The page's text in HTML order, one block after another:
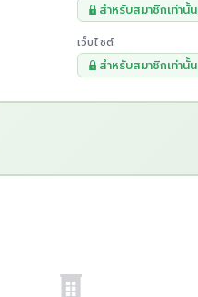
สำหรับสมาชิกเท่านั้น
เว็บไซต์
สำหรับสมาชิกเท่านั้น